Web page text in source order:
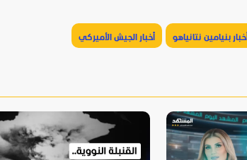
أخبار بنيامين نتانياهو أخبار الجيش الأميركي